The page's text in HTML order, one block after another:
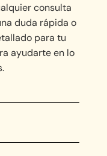
consulta
duda rápida o
para tu
ayudarte en lo